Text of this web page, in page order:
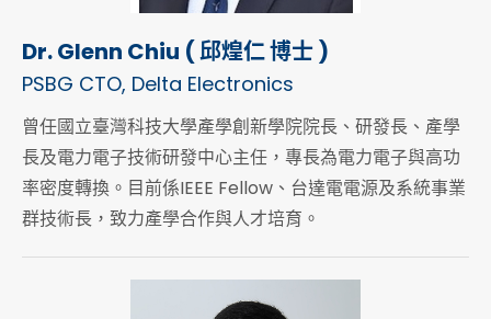
Dr. Glenn Chiu ( 邱煌仁 博士 )
PSBG CTO, Delta Electronics
曾任國立臺灣科技大學產學創新學院院長、研發長、產學
長及電力電子技術研發中心主任，專長為電力電子與高功
率密度轉換。目前係IEEE Fellow、台達電電源及系統事業
群技術長，致力產學合作與人才培育。